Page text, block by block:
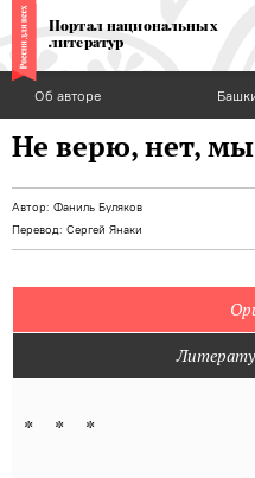
Портал национальных
литератур
Об авторе
Не верю, нет,
Автор: Фаниль Буляков
Перевод: Сергей Янаки
* * *